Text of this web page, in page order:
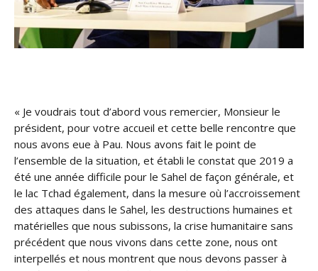
« Je voudrais tout d’abord vous remercier, Monsieur le
président, pour votre accueil et cette belle rencontre que
nous avons eue à Pau. Nous avons fait le point de
l’ensemble de la situation, et établi le constat que 2019 a
été une année difficile pour le Sahel de façon générale, et
le lac Tchad également, dans la mesure où l’accroissement
des attaques dans le Sahel, les destructions humaines et
matérielles que nous subissons, la crise humanitaire sans
précédent que nous vivons dans cette zone, nous ont
interpellés et nous montrent que nous devons passer à